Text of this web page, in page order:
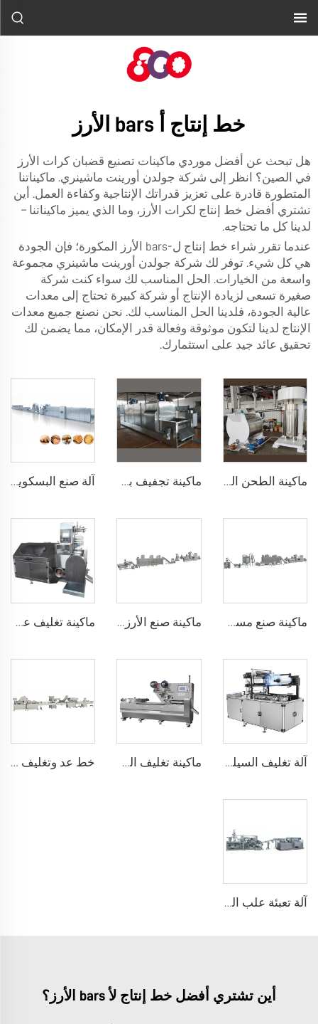
خط إنتاج أ bars الأرز
هل تبحث عن أفضل موردي ماكينات تصنيع قضبان كرات الأرز
في الصين؟ انظر إلى شركة جولدن أورينت ماشينري. ماكيناتنا
المتطورة قادرة على تعزيز قدراتك الإنتاجية وكفاءة العمل. أين
تشتري أفضل خط إنتاج لكرات الأرز، وما الذي يميز ماكيناتنا –
لدينا كل ما تحتاجه.
عندما تقرر شراء خط إنتاج ل-bars الأرز المكورة؛ فإن الجودة
هي كل شيء. توفر لك شركة جولدن أورينت ماشينري مجموعة
واسعة من الخيارات. الحل المناسب لك سواء كنت شركة
صغيرة تسعى لزيادة الإنتاج أو شركة كبيرة تحتاج إلى معدات
عالية الجودة، فلدينا الحل المناسب لك. نحن نصنع جميع معدات
الإنتاج لدينا لتكون موثوقة وفعالة قدر الإمكان، مما يضمن لك
تحقيق عائد جيد على استثمارك.
ماكينة الطحن الكروي للشوكولاتة ماكينة الطحن الكروي للشوكولاتة مع الكونش ماكينة تجفيف بذور الكاكاو ماكينة طحن مسحوق الكاكاو ماكينات ضغط الكاكاو آلة صنع البسكويت
ماكينة صنع مسحوق الأرز للأطفال ماكينة صنع الأرز المنفوخ، كرات الأرز، وشريط الأرز ماكينة تغليف عصي الحلوى
آلة تغليف السيلوفان ماكينة تغليف الحلوى، العلكة أو وسادة الشوكولاتة خط عد وتغليف العلكة أو الحلوى المسحوقة
آلة تعبئة علب اللبنة المضغة
أين تشتري أفضل خط إنتاج لأ bars الأرز؟